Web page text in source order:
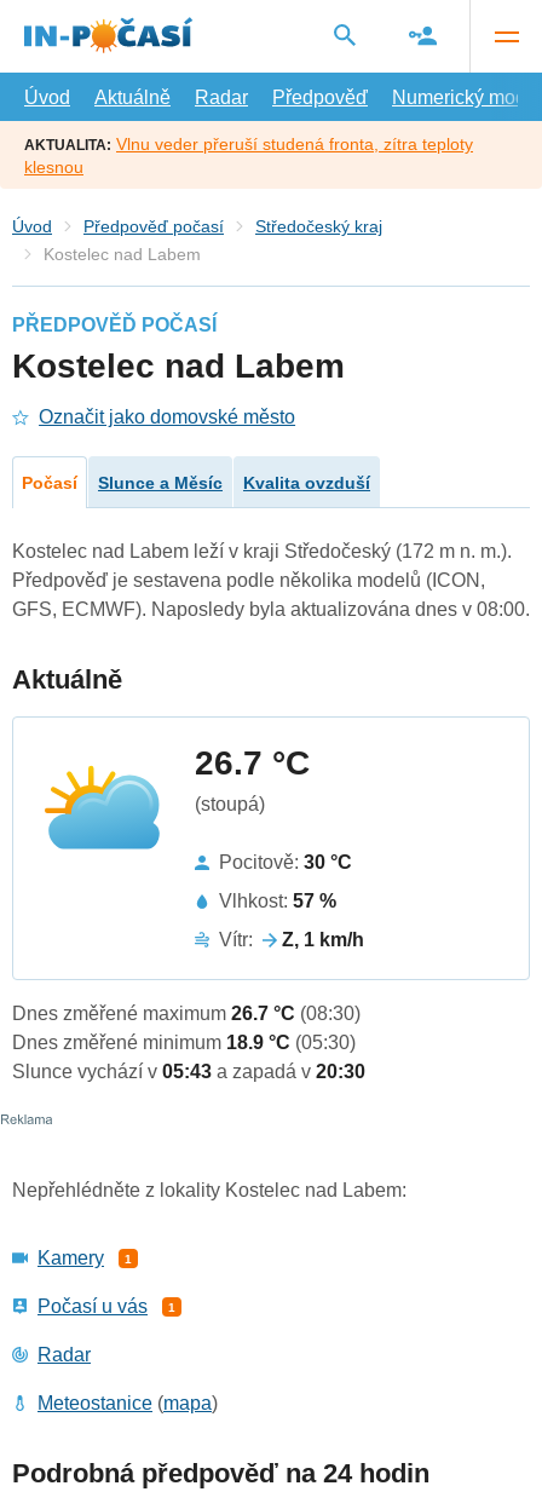
hlavní
Úvod
Aktuálně Radar Předpověď Numerický model
AKTUALITA: Vlnu veder přeruší studená fronta, zítra teploty
klesnou
Úvod Předpověď počasí
Středočeský kraj
Kostelec nad Labem
PŘEDPOVĚĎ POČASÍ
Kostelec nad Labem
Označit jako domovské město
Počasí Slunce a Měsíc Kvalita ovzduší
Kostelec nad Labem leží v kraji Středočeský (172 m n. m.).
Předpověď je sestavena podle několika modelů (ICON,
GFS, ECMWF). Naposledy byla aktualizována dnes v 08:00.
Aktuálně
26.7 °C
(stoupá)
Pocitově: 30 °C
Vlhkost: 57 %
Vítr:
Z, 1 km/h
Dnes změřené maximum 26.7 °C (08:30)
Dnes změřené minimum 18.9 °C (05:30)
Slunce vychází v 05:43 a zapadá v 20:30
Nepřehlédněte z lokality Kostelec nad Labem:
Kamery 1
Počasí u vás 1
Radar
Meteostanice (mapa)
Podrobná předpověď na 24 hodin